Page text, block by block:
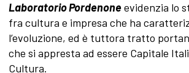
Laboratorio Pordenoneevidenzia lo
fra cultura e impresa che ha
l’evoluzione, ed è tuttora tratto
che si appresta ad essere Capitale
Cultura.